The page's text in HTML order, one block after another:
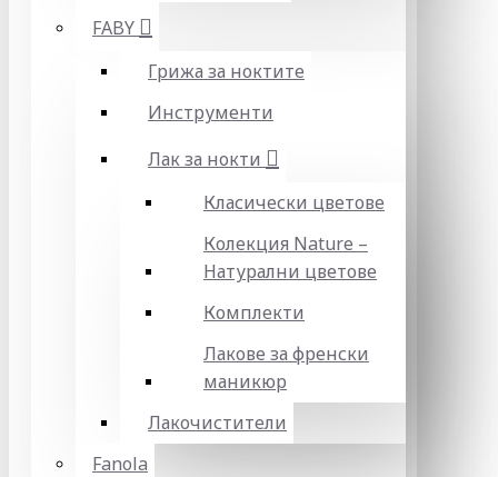
FABY
Грижа за ноктите
Инструменти
Лак за нокти
Класически цветове
Колекция Nature –
Натурални цветове
Комплекти
Лакове за френски
маникюр
Лакочистители
Fanola